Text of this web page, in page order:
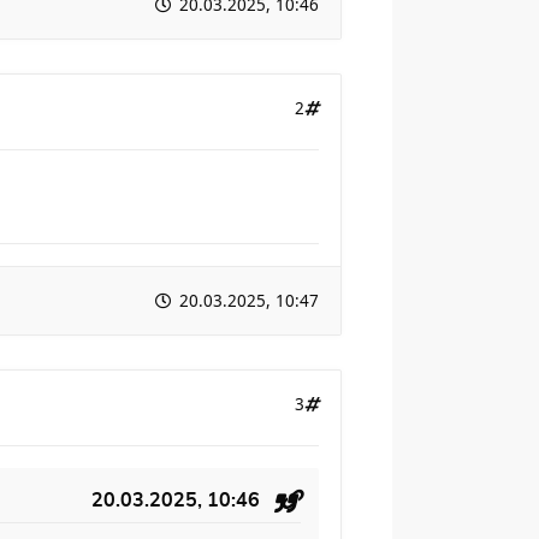
20.03.2025, 10:46
2
20.03.2025, 10:47
3
20.03.2025, 10:46